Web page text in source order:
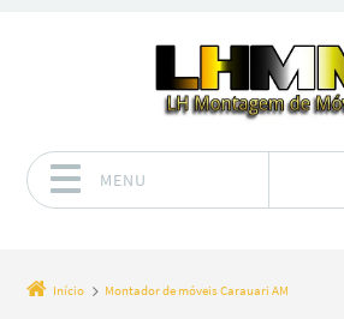
MENU
Início Montador de móveis Carauari AM